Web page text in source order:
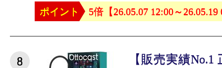
ポイント
5倍【26.05.07 12:00～26.05.19
8
【販売実績